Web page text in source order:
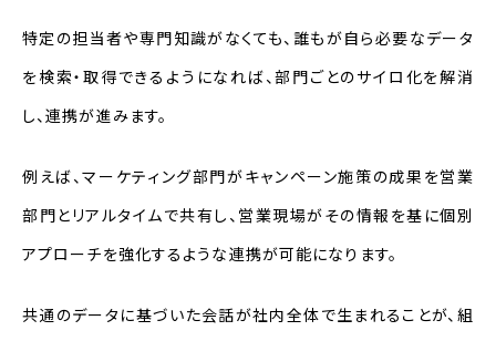
特定の担当者や専門知識がなくても、誰もが自ら必要なデータ
を検索・取得できるようになれば、部門ごとのサイロ化を解消
し、連携が進みます。
例えば、マーケティング部門がキャンペーン施策の成果を営業
部門とリアルタイムで共有し、営業現場がその情報を基に個別
アプローチを強化するような連携が可能になります。
共通のデータに基づいた会話が社内全体で生まれることが、組